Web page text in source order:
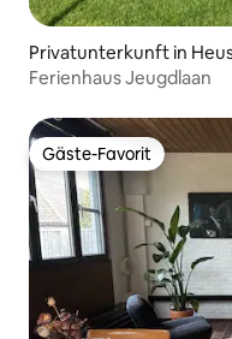
Privatunterkunft in
Ferienhaus Jeugdlaan
Gäste-Favorit
Gäste-Favorit